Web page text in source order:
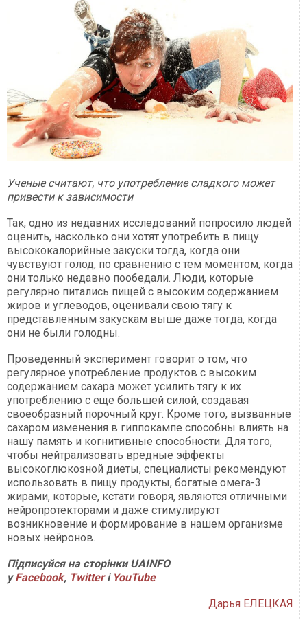
Ученые считают, что употребление сладкого может
привести к зависимости
Так, одно из недавних исследований попросило людей
оценить, насколько они хотят употребить в пищу
высококалорийные закуски тогда, когда они
чувствуют голод, по сравнению с тем моментом, когда
они только недавно пообедали. Люди, которые
регулярно питались пищей с высоким содержанием
жиров и углеводов, оценивали свою тягу к
представленным закускам выше даже тогда, когда
они не были голодны.
Проведенный эксперимент говорит о том, что
регулярное употребление продуктов с высоким
содержанием сахара может усилить тягу к их
употреблению с еще большей силой, создавая
своеобразный порочный круг. Кроме того, вызванные
сахаром изменения в гиппокампе способны влиять на
нашу память и когнитивные способности. Для того,
чтобы нейтрализовать вредные эффекты
высокоглюкозной диеты, специалисты рекомендуют
использовать в пищу продукты, богатые омега-3
жирами, которые, кстати говоря, являются отличными
нейропротекторами и даже стимулируют
возникновение и формирование в нашем организме
новых нейронов.
Підписуйся на сторінки UAINFO
уFacebook, Twitter і YouTube
Дарья ЕЛЕЦКАЯ